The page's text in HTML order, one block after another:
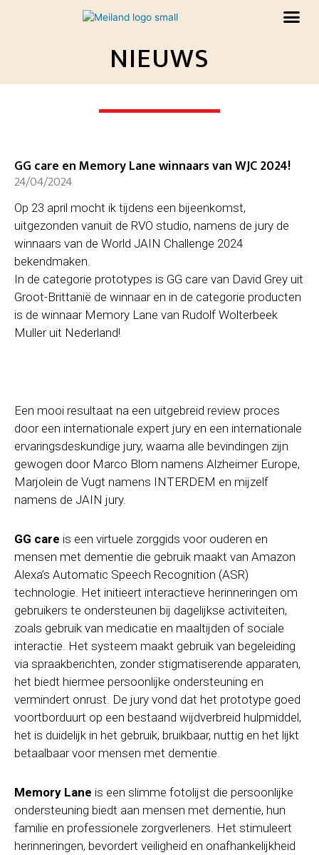
NIEUWS
GG care en Memory Lane winnaars van WJC 2024!
24/04/2024
Op 23 april mocht ik tijdens een bijeenkomst,
uitgezonden vanuit de RVO studio, namens de jury de
winnaars van de World JAIN Challenge 2024
bekendmaken.
In de categorie prototypes is GG care van David Grey uit
Groot-Brittanië de winnaar en in de categorie producten
is de winnaar Memory Lane van Rudolf Wolterbeek
Muller uit Nederland!
Een mooi resultaat na een uitgebreid review proces
door een internationale expert jury en een internationale
ervaringsdeskundige jury, waarna alle bevindingen zijn
gewogen door Marco Blom namens Alzheimer Europe,
Marjolein de Vugt namens INTERDEM en mijzelf
namens de JAIN jury.
GG care is een virtuele zorggids voor ouderen en
mensen met dementie die gebruik maakt van Amazon
Alexa’s Automatic Speech Recognition (ASR)
technologie. Het initieert interactieve herinneringen om
gebruikers te ondersteunen bij dagelijkse activiteiten,
zoals gebruik van medicatie en maaltijden of sociale
interactie. Het systeem maakt gebruik van begeleiding
via spraakberichten, zonder stigmatiserende apparaten,
het biedt hiermee persoonlijke ondersteuning en
vermindert onrust. De jury vond dat het prototype goed
voortborduurt op een bestaand wijdverbreid hulpmiddel,
het is duidelijk in het gebruik, bruikbaar, nuttig en het lijkt
betaalbaar voor mensen met dementie.
Memory Lane is een slimme fotolijst die persoonlijke
ondersteuning biedt aan mensen met dementie, hun
familie en professionele zorgverleners. Het stimuleert
herinneringen, bevordert veiligheid en onafhankelijkheid
Pagina PaginaPagina